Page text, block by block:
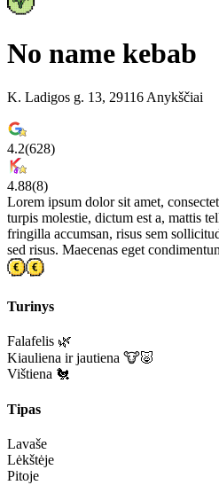
No name kebab
K. Ladigos g. 13, 29116 Anykščiai
4.2(628)
4.88(8)
Lorem ipsum dolor sit amet,
turpis molestie, dictum est a, mattis
fringilla accumsan, risus sem
sed risus. Maecenas eget
Turinys
Falafelis 🌿
Kiauliena ir jautiena 🐮🐷
Vištiena 🐔
Tipas
Lavaše
Lėkštėje
Pitoje